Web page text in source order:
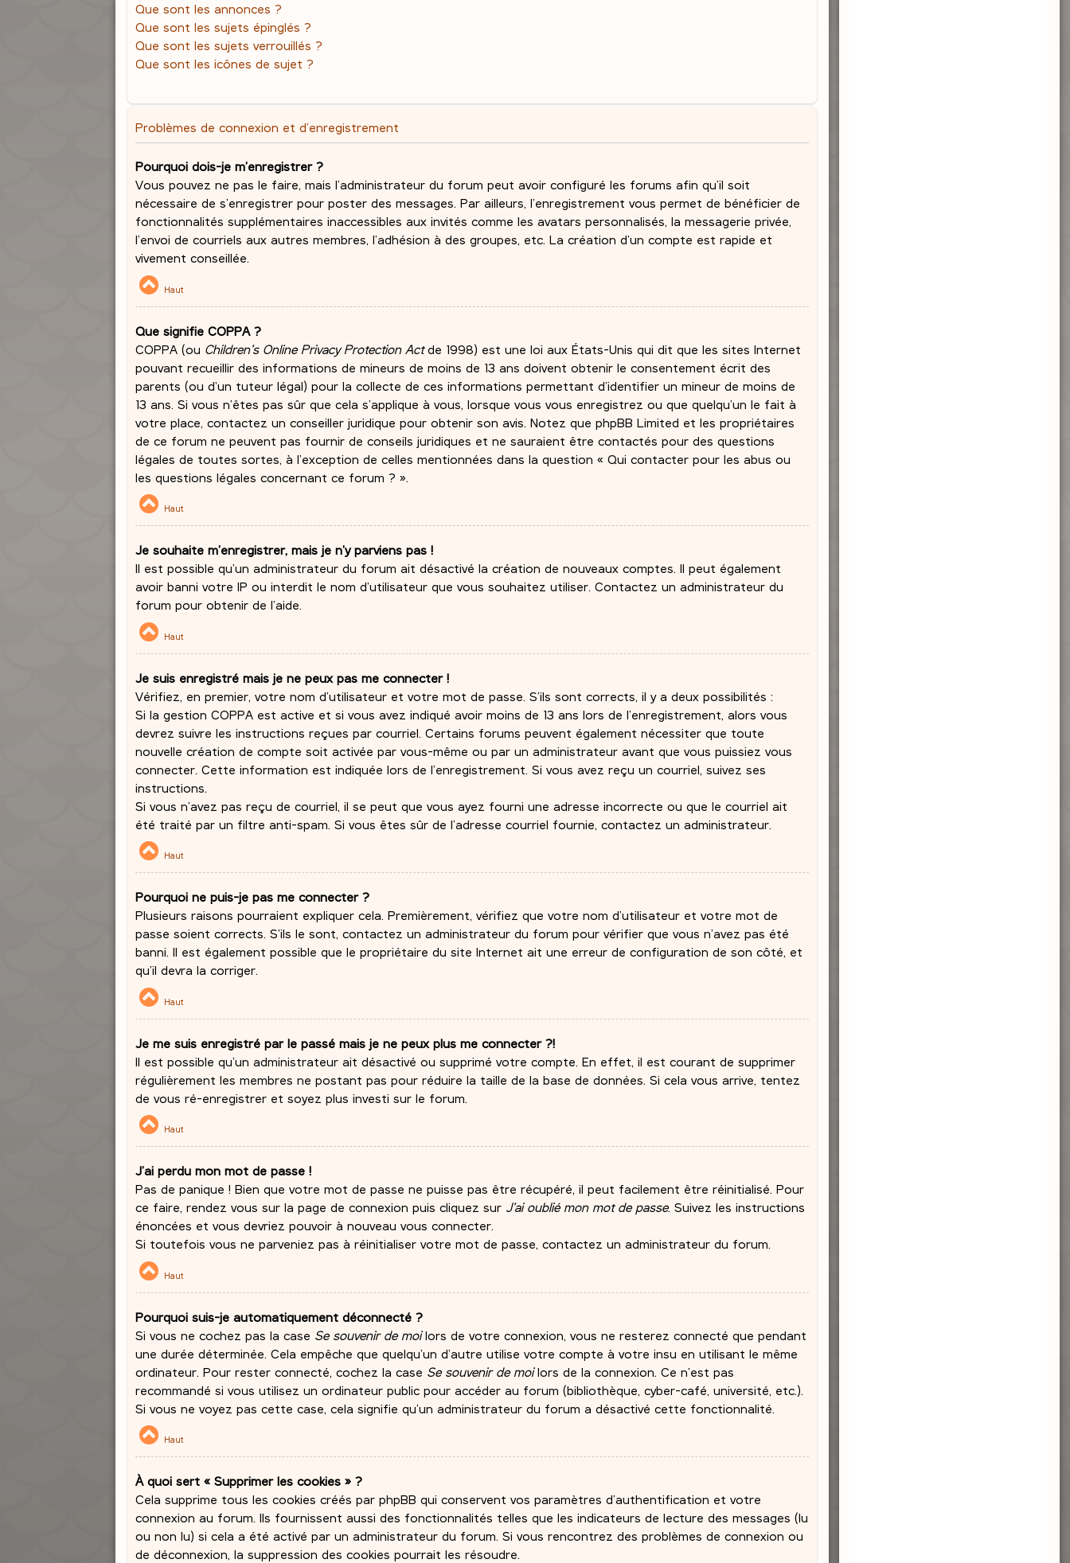
Que sont les annonces ?
Que sont les sujets épinglés ?
Que sont les sujets verrouillés ?
Que sont les icônes de sujet ?
Problèmes de connexion et d’enregistrement
Pourquoi dois-je m’enregistrer ?
Vous pouvez ne pas le faire, mais l’administrateur du forum peut avoir configuré les forums afin qu’il soit
nécessaire de s’enregistrer pour poster des messages. Par ailleurs, l’enregistrement vous permet de bénéficier de
fonctionnalités supplémentaires inaccessibles aux invités comme les avatars personnalisés, la messagerie privée,
l’envoi de courriels aux autres membres, l’adhésion à des groupes, etc. La création d’un compte est rapide et
vivement conseillée.
Haut
Que signifie COPPA ?
COPPA (ou Children’s Online Privacy Protection Actde 1998) est une loi aux États-Unis qui dit que les sites Internet
pouvant recueillir des informations de mineurs de moins de 13 ans doivent obtenir le consentement écrit des
parents (ou d’un tuteur légal) pour la collecte de ces informations permettant d’identifier un mineur de moins de
13 ans. Si vous n’êtes pas sûr que cela s’applique à vous, lorsque vous vous enregistrez ou que quelqu’un le fait à
votre place, contactez un conseiller juridique pour obtenir son avis. Notez que phpBB Limited et les propriétaires
de ce forum ne peuvent pas fournir de conseils juridiques et ne sauraient être contactés pour des questions
légales de toutes sortes, à l’exception de celles mentionnées dans la question « Qui contacter pour les abus ou
les questions légales concernant ce forum ? ».
Haut
Je souhaite m’enregistrer, mais je n’y parviens pas !
Il est possible qu’un administrateur du forum ait désactivé la création de nouveaux comptes. Il peut également
avoir banni votre IP ou interdit le nom d’utilisateur que vous souhaitez utiliser. Contactez un administrateur du
forum pour obtenir de l’aide.
Haut
Je suis enregistré mais je ne peux pas me connecter !
Vérifiez, en premier, votre nom d’utilisateur et votre mot de passe. S’ils sont corrects, il y a deux possibilités :
Si la gestion COPPA est active et si vous avez indiqué avoir moins de 13 ans lors de l’enregistrement, alors vous
devrez suivre les instructions reçues par courriel. Certains forums peuvent également nécessiter que toute
nouvelle création de compte soit activée par vous-même ou par un administrateur avant que vous puissiez vous
connecter. Cette information est indiquée lors de l’enregistrement. Si vous avez reçu un courriel, suivez ses
instructions.
Si vous n’avez pas reçu de courriel, il se peut que vous ayez fourni une adresse incorrecte ou que le courriel ait
été traité par un filtre anti-spam. Si vous êtes sûr de l’adresse courriel fournie, contactez un administrateur.
Haut
Pourquoi ne puis-je pas me connecter ?
Plusieurs raisons pourraient expliquer cela. Premièrement, vérifiez que votre nom d’utilisateur et votre mot de
passe soient corrects. S’ils le sont, contactez un administrateur du forum pour vérifier que vous n’avez pas été
banni. Il est également possible que le propriétaire du site Internet ait une erreur de configuration de son côté, et
qu’il devra la corriger.
Haut
Je me suis enregistré par le passé mais je ne peux plus me connecter ?!
Il est possible qu’un administrateur ait désactivé ou supprimé votre compte. En effet, il est courant de supprimer
régulièrement les membres ne postant pas pour réduire la taille de la base de données. Si cela vous arrive, tentez
de vous ré-enregistrer et soyez plus investi sur le forum.
Haut
J’ai perdu mon mot de passe !
Pas de panique ! Bien que votre mot de passe ne puisse pas être récupéré, il peut facilement être réinitialisé. Pour
ce faire, rendez vous sur la page de connexion puis cliquez sur J’ai oublié mon mot de passe. Suivez les instructions
énoncées et vous devriez pouvoir à nouveau vous connecter.
Si toutefois vous ne parveniez pas à réinitialiser votre mot de passe, contactez un administrateur du forum.
Haut
Pourquoi suis-je automatiquement déconnecté ?
Si vous ne cochez pas la case Se souvenir de moilors de votre connexion, vous ne resterez connecté que pendant
une durée déterminée. Cela empêche que quelqu’un d’autre utilise votre compte à votre insu en utilisant le même
ordinateur. Pour rester connecté, cochez la case Se souvenir de moilors de la connexion. Ce n’est pas
recommandé si vous utilisez un ordinateur public pour accéder au forum (bibliothèque, cyber-café, université, etc.).
Si vous ne voyez pas cette case, cela signifie qu’un administrateur du forum a désactivé cette fonctionnalité.
Haut
À quoi sert « Supprimer les cookies » ?
Cela supprime tous les cookies créés par phpBB qui conservent vos paramètres d’authentification et votre
connexion au forum. Ils fournissent aussi des fonctionnalités telles que les indicateurs de lecture des messages (lu
ou non lu) si cela a été activé par un administrateur du forum. Si vous rencontrez des problèmes de connexion ou
de déconnexion, la suppression des cookies pourrait les résoudre.